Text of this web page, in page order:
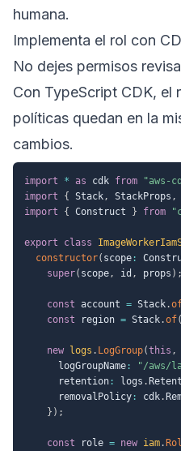
humana.
Implementa el rol con
No dejes permisos
Con TypeScript CDK, el
políticas quedan en la
cambios.
import * as cdk from "aws-
import
{ Stack, StackProps ,
import
{ Construct } from
export class
constructor( scope :
super( scope, id , props ) ;
const account = Stack.
const region = Stack.of(
new logs . LogGroup(this ,
      logGroupName
: "/aws/
      retention
: logs .
      removalPolicy
: cdk.
} ) ;
const role = new iam.